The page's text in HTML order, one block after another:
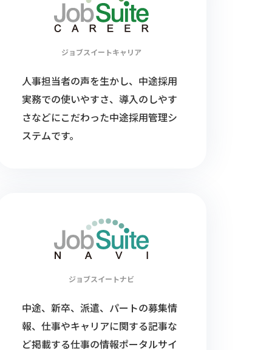
ジョブスイートキャリア
人事担当者の声を生かし、中途採用
実務での使いやすさ、導入のしやす
さなどにこだわった中途採用管理シ
ステムです。
ジョブスイートナビ
中途、新卒、派遣、パートの募集情
報、仕事やキャリアに関する記事な
ど掲載する仕事の情報ポータルサイ